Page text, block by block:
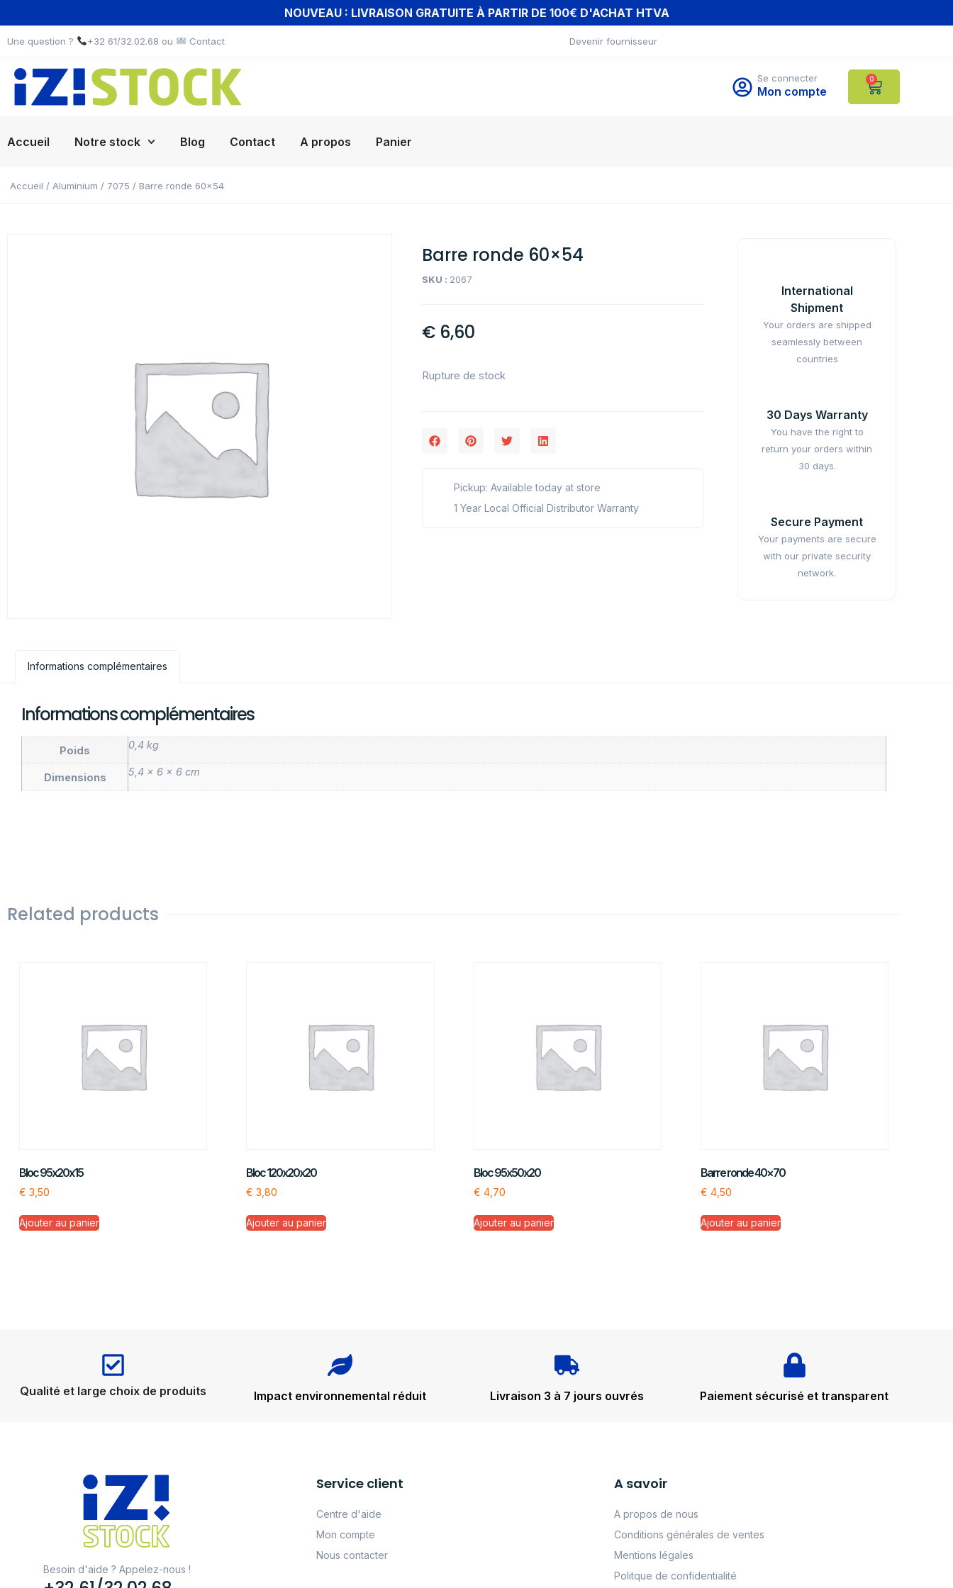
NOUVEAU : LIVRAISON GRATUITE À PARTIR DE 100€ D'ACHAT HTVA
Une question ? +32 61/32.02.68 ou Contact Devenir fournisseur
Se connecter
Mon compte
0
Accueil Notre stock Blog Contact A propos Panier
Accueil / Aluminium / 7075 / Barre ronde 60×54
Barre ronde 60×54
SKU : 2067
€ 6,60
Rupture de stock
Pickup: Available today at store
1 Year Local Official Distributor Warranty
International
Shipment
Your orders are shipped
seamlessly between
countries
30 Days Warranty
You have the right to
return your orders within
30 days.
Secure Payment
Your payments are secure
with our private security
network.
Informations complémentaires
Informations complémentaires
Poids 0,4 kg
Dimensions 5,4 × 6 × 6 cm
Related products
Bloc 95x20x15
€ 3,50
Ajouter au panier
Bloc 120x20x20
€ 3,80
Ajouter au panier
Bloc 95x50x20
€ 4,70
Ajouter au panier
Barre ronde 40×70
€ 4,50
Ajouter au panier
Qualité et large choix de produits Impact environnemental réduit Livraison 3 à 7 jours ouvrés Paiement sécurisé et transparent
Besoin d'aide ? Appelez-nous !
Service client
Centre d'aide
Mon compte
Nous contacter
A savoir
A propos de nous
Conditions générales de ventes
Mentions légales
Politque de confidentialité